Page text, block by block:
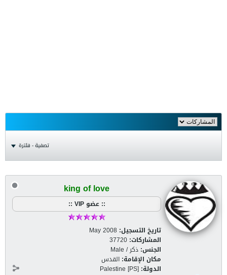
تصفية - فلترة
king of love
:: عضو VIP ::
تاريخ التسجيل: May 2008
المشاركات: 37720
الجنس: ذكر / Male
مكان الإقامة: القدس
الدولة: Palestine [PS]